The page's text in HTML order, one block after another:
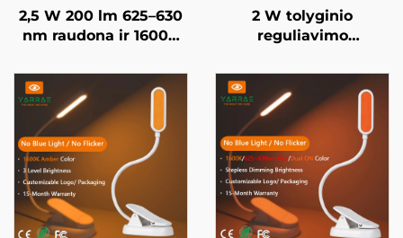
2,5 W 200 lm 625–630
nm raudona ir 1600K
dažytas nešiojamasis
prisegamas LED
knygos lempa
2 W tolyginio
reguliavimo
mėlynos šviesos,
1600K amžinoji
apšvietimo spalva,
juodai dažytas kūnas,
LED knygos lempa